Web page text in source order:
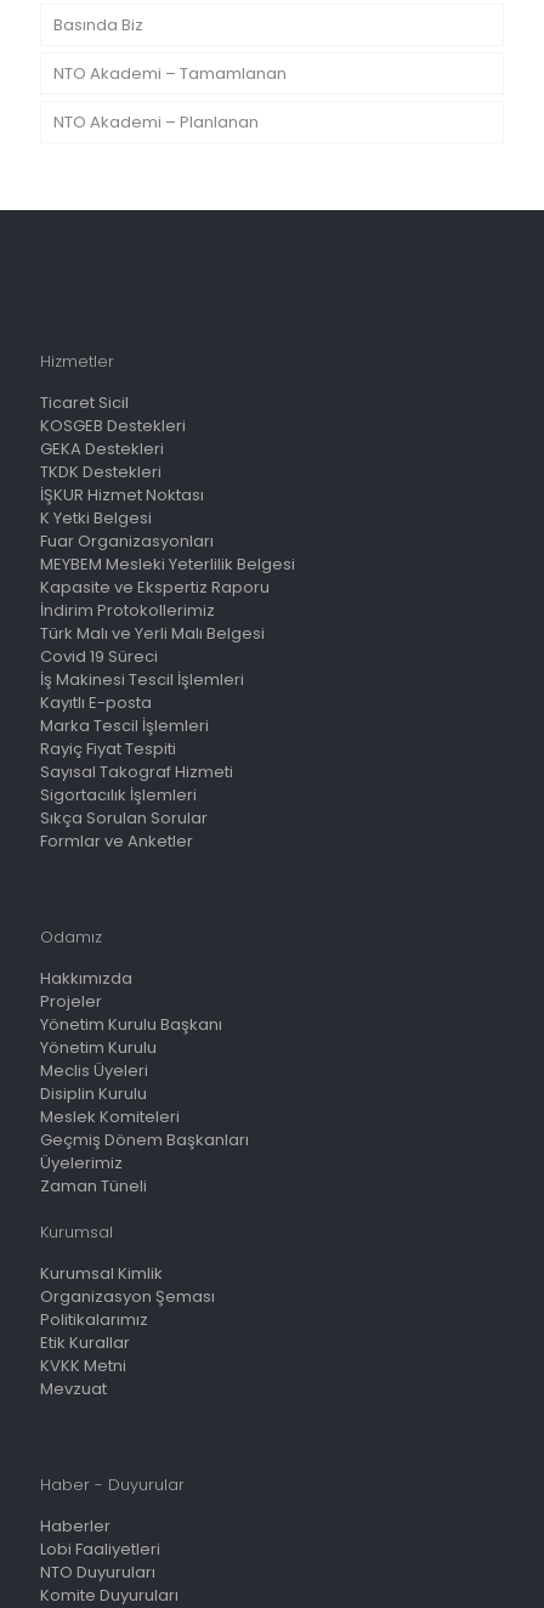
Basında Biz
NTO Akademi – Tamamlanan
NTO Akademi – Planlanan
Hizmetler
Ticaret Sicil
KOSGEB Destekleri
GEKA Destekleri
TKDK Destekleri
İŞKUR Hizmet Noktası
K Yetki Belgesi
Fuar Organizasyonları
MEYBEM Mesleki Yeterlilik Belgesi
Kapasite ve Ekspertiz Raporu
İndirim Protokollerimiz
Türk Malı ve Yerli Malı Belgesi
Covid 19 Süreci
İş Makinesi Tescil İşlemleri
Kayıtlı E-posta
Marka Tescil İşlemleri
Rayiç Fiyat Tespiti
Sayısal Takograf Hizmeti
Sigortacılık İşlemleri
Sıkça Sorulan Sorular
Formlar ve Anketler
Odamız
Hakkımızda
Projeler
Yönetim Kurulu Başkanı
Yönetim Kurulu
Meclis Üyeleri
Disiplin Kurulu
Meslek Komiteleri
Geçmiş Dönem Başkanları
Üyelerimiz
Zaman Tüneli
Kurumsal
Kurumsal Kimlik
Organizasyon Şeması
Politikalarımız
Etik Kurallar
KVKK Metni
Mevzuat
Haber - Duyurular
Haberler
Lobi Faaliyetleri
NTO Duyuruları
Komite Duyuruları